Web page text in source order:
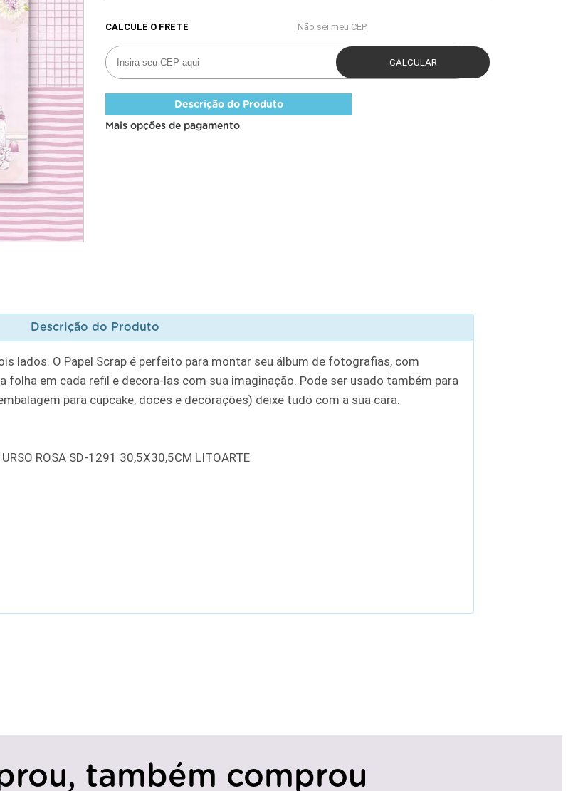
Descrição do Produto
Mais opções de pagamento
Descrição do Produto
lados. O Papel Scrap é perfeito para montar seu álbum de fotografias, com
folha em cada refil e decora-las com sua imaginação. Pode ser usado também para
para cupcake, doces e decorações) deixe tudo com a sua cara.
ROSA SD-1291 30,5X30,5CM LITOARTE
também comprou